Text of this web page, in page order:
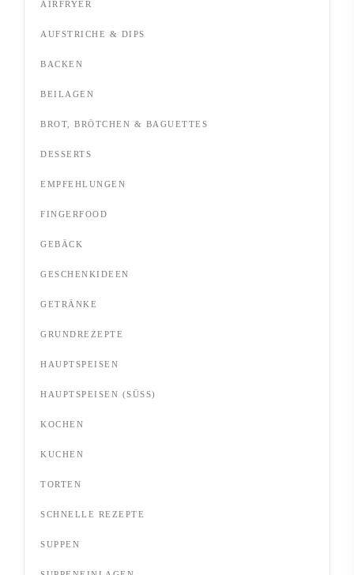
AIRFRYER
AUFSTRICHE & DIPS
BACKEN
BEILAGEN
BROT, BRÖTCHEN & BAGUETTES
DESSERTS
EMPFEHLUNGEN
FINGERFOOD
GEBÄCK
GESCHENKIDEEN
GETRÄNKE
GRUNDREZEPTE
HAUPTSPEISEN
HAUPTSPEISEN (SÜSS)
KOCHEN
KUCHEN
TORTEN
SCHNELLE REZEPTE
SUPPEN